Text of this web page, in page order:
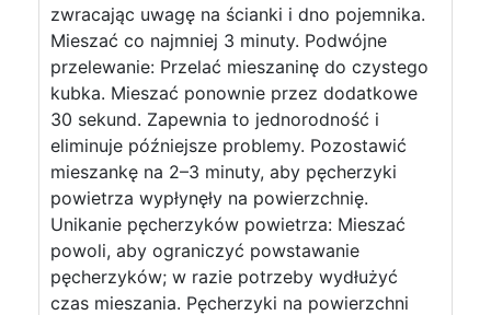
zwracając uwagę na ścianki i dno pojemnika.
Mieszać co najmniej 3 minuty. Podwójne
przelewanie: Przelać mieszaninę do czystego
kubka. Mieszać ponownie przez dodatkowe
30 sekund. Zapewnia to jednorodność i
eliminuje późniejsze problemy. Pozostawić
mieszankę na 2–3 minuty, aby pęcherzyki
powietrza wypłynęły na powierzchnię.
Unikanie pęcherzyków powietrza: Mieszać
powoli, aby ograniczyć powstawanie
pęcherzyków; w razie potrzeby wydłużyć
czas mieszania. Pęcherzyki na powierzchni